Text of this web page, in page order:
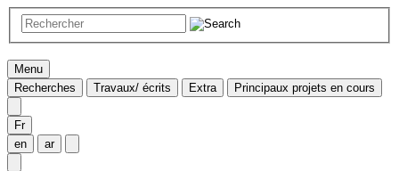
Menu
Recherches
Travaux/ écrits Extra Principaux projets en cours
Fr
en
ar